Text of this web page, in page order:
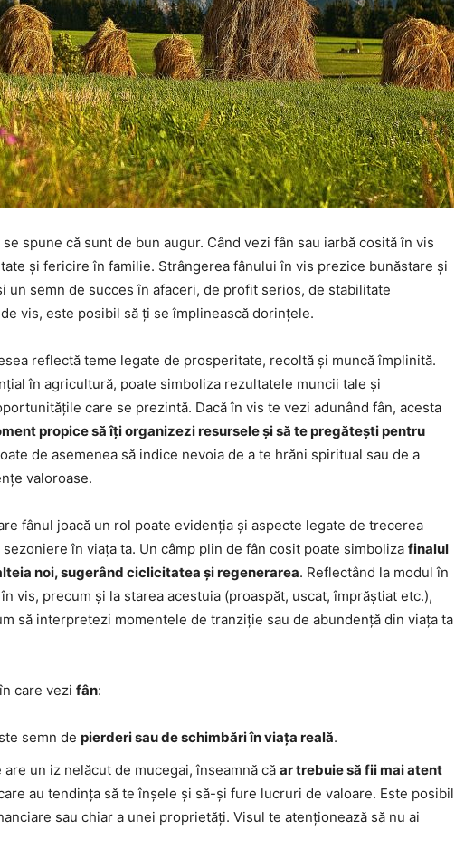
spune că sunt de bun augur. Când vezi fân sau iarbă cosită în vis
și fericire în familie. Strângerea fânului în vis prezice bunăstare și
un semn de succes în afaceri, de profit serios, de stabilitate
vis, este posibil să ți se împlinească dorințele.
reflectă teme legate de prosperitate, recoltă și muncă împlinită.
în agricultură, poate simboliza rezultatele muncii tale și
care se prezintă. Dacă în vis te vezi adunând fân, acesta
propice să îți organizezi resursele și să te pregătești pentru
de asemenea să indice nevoia de a te hrăni spiritual sau de a
valoroase.
fânul joacă un rol poate evidenția și aspecte legate de trecerea
în viața ta. Un câmp plin de fân cosit poate simboliza finalul
noi, sugerând ciclicitatea și regenerarea. Reflectând la modul în
vis, precum și la starea acestuia (proaspăt, uscat, împrăștiat etc.),
să interpretezi momentele de tranziție sau de abundență din viața ta
care vezi fân:
semn de pierderi sau de schimbări în viața reală.
are un iz nelăcut de mucegai, înseamnă că ar trebuie să fii mai atent
au tendința să te înșele și să-și fure lucruri de valoare. Este posibil
sau chiar a unei proprietăți. Visul te atenționează să nu ai